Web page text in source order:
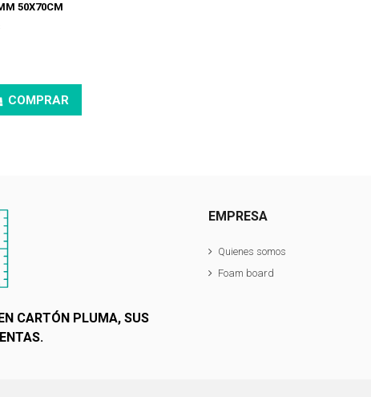
50X70CM
COMPRAR
CARTÓN PLUMA, SUS
EMPRESA
Quienes somos
Foam board